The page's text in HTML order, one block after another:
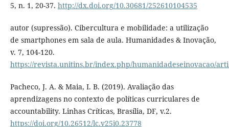
5, n. 1, 20-37. http://dx.doi.org/10.30681/252610104535
autor (supressão). Cibercultura e mobilidade: a utilização
de smartphones em sala de aula. Humanidades & Inovação,
v. 7, 104-120.
https://revista.unitins.br/index.php/humanidadeseinovacao/
Pacheco, J. A. & Maia, I. B. (2019). Avaliação das
aprendizagens no contexto de políticas curriculares de
accountability. Linhas Críticas, Brasília, DF, v.2.
https://doi.org/10.26512/lc.v25i0.23778